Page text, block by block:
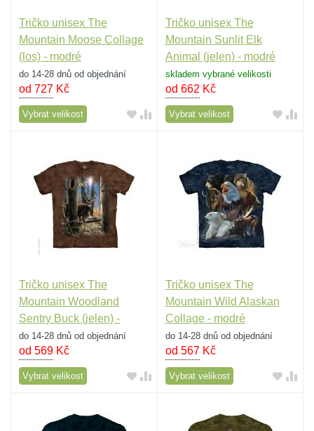
Tričko unisex The
Mountain Moose Collage
(los) - modré
do 14-28 dnů od objednání
od 727 Kč
Vybrat velikost
Tričko unisex The
Mountain Sunlit Elk
Animal (jelen) - modré
skladem vybrané velikosti
od 662 Kč
Vybrat velikost
Tričko unisex The
Mountain Woodland
Sentry Buck (jelen) -
hnědé
do 14-28 dnů od objednání
od 569 Kč
Vybrat velikost
Tričko unisex The
Mountain Wild Alaskan
Collage - modré
do 14-28 dnů od objednání
od 567Kč
Vybrat velikost